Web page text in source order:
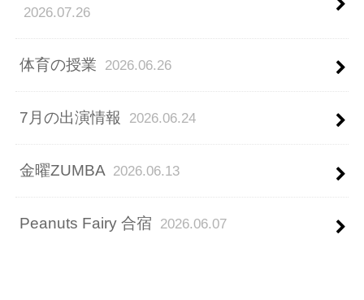
2026.07.26
体育の授業 2026.06.26
7月の出演情報 2026.06.24
金曜ZUMBA 2026.06.13
Peanuts Fairy 合宿 2026.06.07